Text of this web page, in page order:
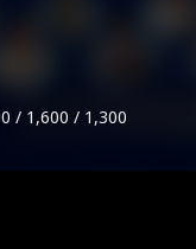
/ 1,600 / 1,300